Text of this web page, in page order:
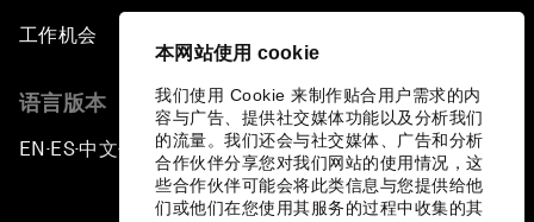
本网站使用 cookie
我们使用 Cookie 来制作贴合用户需求的内
容与广告、提供社交媒体功能以及分析我们
的流量。我们还会与社交媒体、广告和分析
合作伙伴分享您对我们网站的使用情况，这
些合作伙伴可能会将此类信息与您提供给他
们或他们在您使用其服务的过程中收集的其
工作机会
语言版本
EN ▪ES▪中文▪ 日本語